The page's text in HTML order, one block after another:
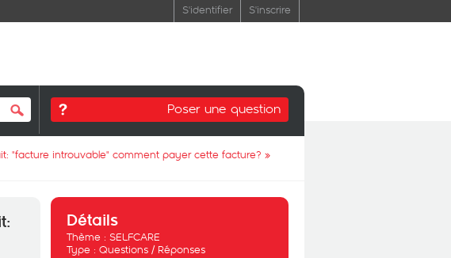
S'identifier S'inscrire
Poser une question
"facture introuvable" comment payer cette facture? »
Détails
Thème : SELFCARE
Type : Questions / Réponses